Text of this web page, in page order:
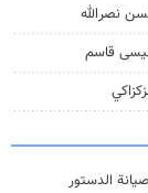
نصرالله
قاسم
الدستور